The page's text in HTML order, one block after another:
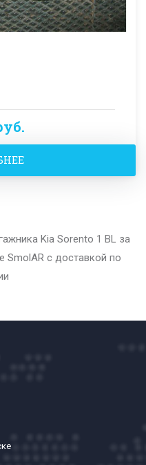
Kia Sorento 1 BL за
SmolAR с доставкой по